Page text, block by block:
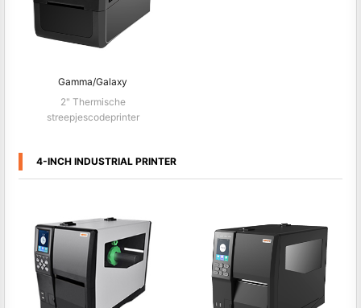
Gamma/Galaxy
2" Thermische
streepjescodeprinter
4-INCH INDUSTRIAL PRINTER